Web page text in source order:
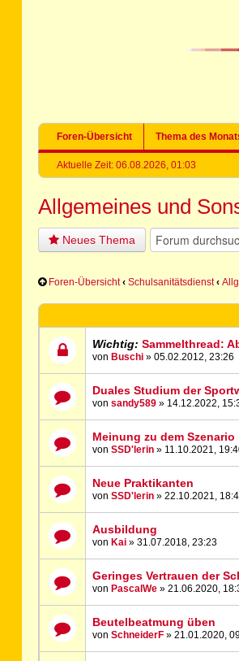
Foren-Übersicht Thema des
Aktuelle Zeit: 06.08.2026, 01:03
Allgemeines und
Neues Thema
Foren-Übersicht ‹ Schulsanitätsdienst ‹
Wichtig: Sammelthread:
von Buschi » 05.02.2012, 23:26
Duales Studium der
vonsandy589 » 14.12.2022,
Meinung zu dem Szenario
vonSSD'lerin » 11.10.2021,
Neue Praktikanten
vonSSD'lerin » 22.10.2021,
Ausbildung
von Kai » 31.07.2018, 23:23
Geringes Vertrauen der
von PascalWe » 21.06.2020,
Beutelbeatmung üben
vonSchneiderF » 21.01.2020,